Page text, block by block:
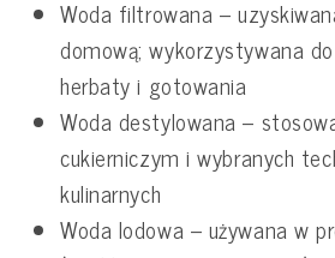
Woda filtrowana –
domową; wykorzystywana
herbaty i gotowania
Woda destylowana –
cukierniczym i wybranych
kulinarnych
Woda lodowa – używana w